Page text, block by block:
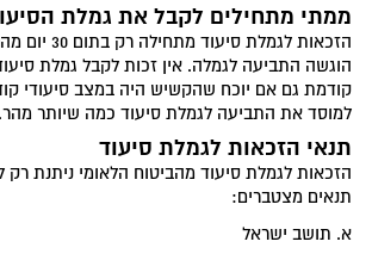
ממתי מתחילים לקבל את גמלת
הזכאות לגמלת
הוגשה התביעה לגמלה. אין זכות לקבל גמלת
קודמת גם אם יוכח שהקשיש היה במצב סיעודי
למוסד את התביעה לגמלת סיעוד כמה שיותר מהר.
תנאי הזכאות לגמלת סיעוד
תנאים מצטברים:
א. תושב ישראל